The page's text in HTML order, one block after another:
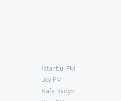
İstanbul FM
Joy FM
Kafa Radyo